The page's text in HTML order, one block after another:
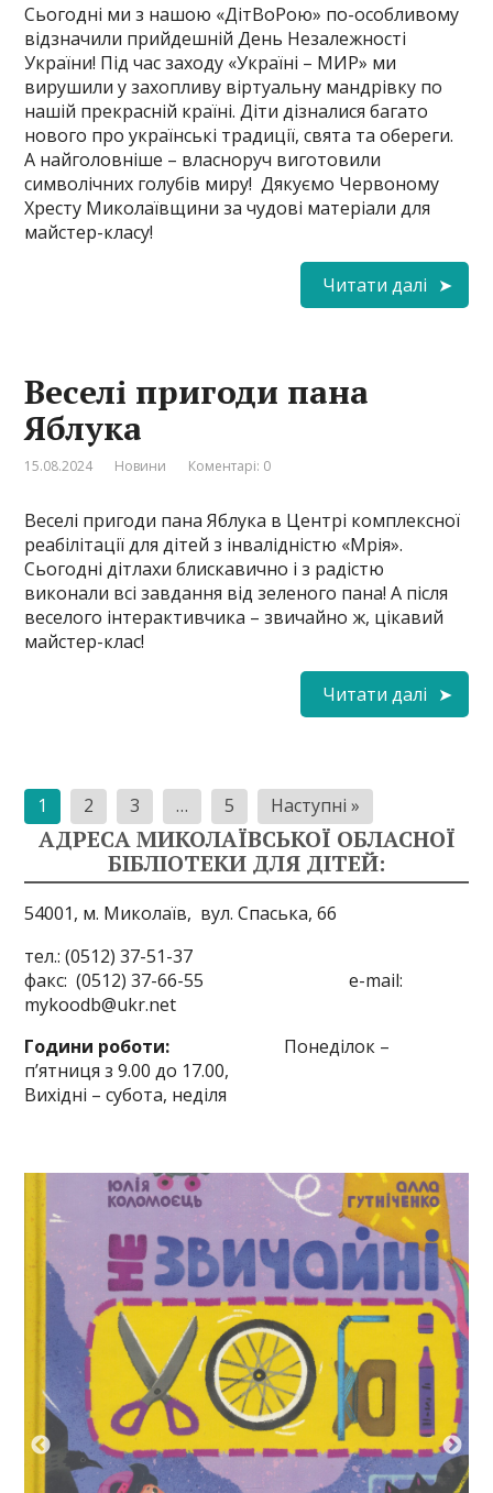
Сьогодні ми з нашою «ДітВоРою» по-особливому
відзначили прийдешній День Незалежності
України! Під час заходу «Україні – МИР» ми
вирушили у захопливу віртуальну мандрівку по
нашій прекрасній країні. Діти дізналися багато
нового про українські традиції, свята та обереги.
А найголовніше – власноруч виготовили
символічних голубів миру! ️ Дякуємо Червоному
Хресту Миколаївщини за чудові матеріали для
майстер-класу!
Читати далі
Веселі пригоди пана
Яблука
15.08.2024 Новини Коментарі: 0
Веселі пригоди пана Яблука в Центрі комплексної
реабілітації для дітей з інвалідністю «Мрія».
Сьогодні дітлахи блискавично і з радістю
виконали всі завдання від зеленого пана! А після
веселого інтерактивчика – звичайно ж, цікавий
майстер-клас!
Читати далі
Пагінація
записів
1 2 3 … 5 Наступні »
АДРЕСА МИКОЛАЇВСЬКОЇ ОБЛАСНОЇ
БІБЛІОТЕКИ ДЛЯ ДІТЕЙ:
54001, м. Миколаїв, вул. Спаська, 66
тел.: (0512) 37-51-37
факс: (0512) 37-66-55 e-mail:
mykoodb@ukr.net
Години роботи: Понеділок –
п’ятниця з 9.00 до 17.00,
Вихідні – субота, неділя